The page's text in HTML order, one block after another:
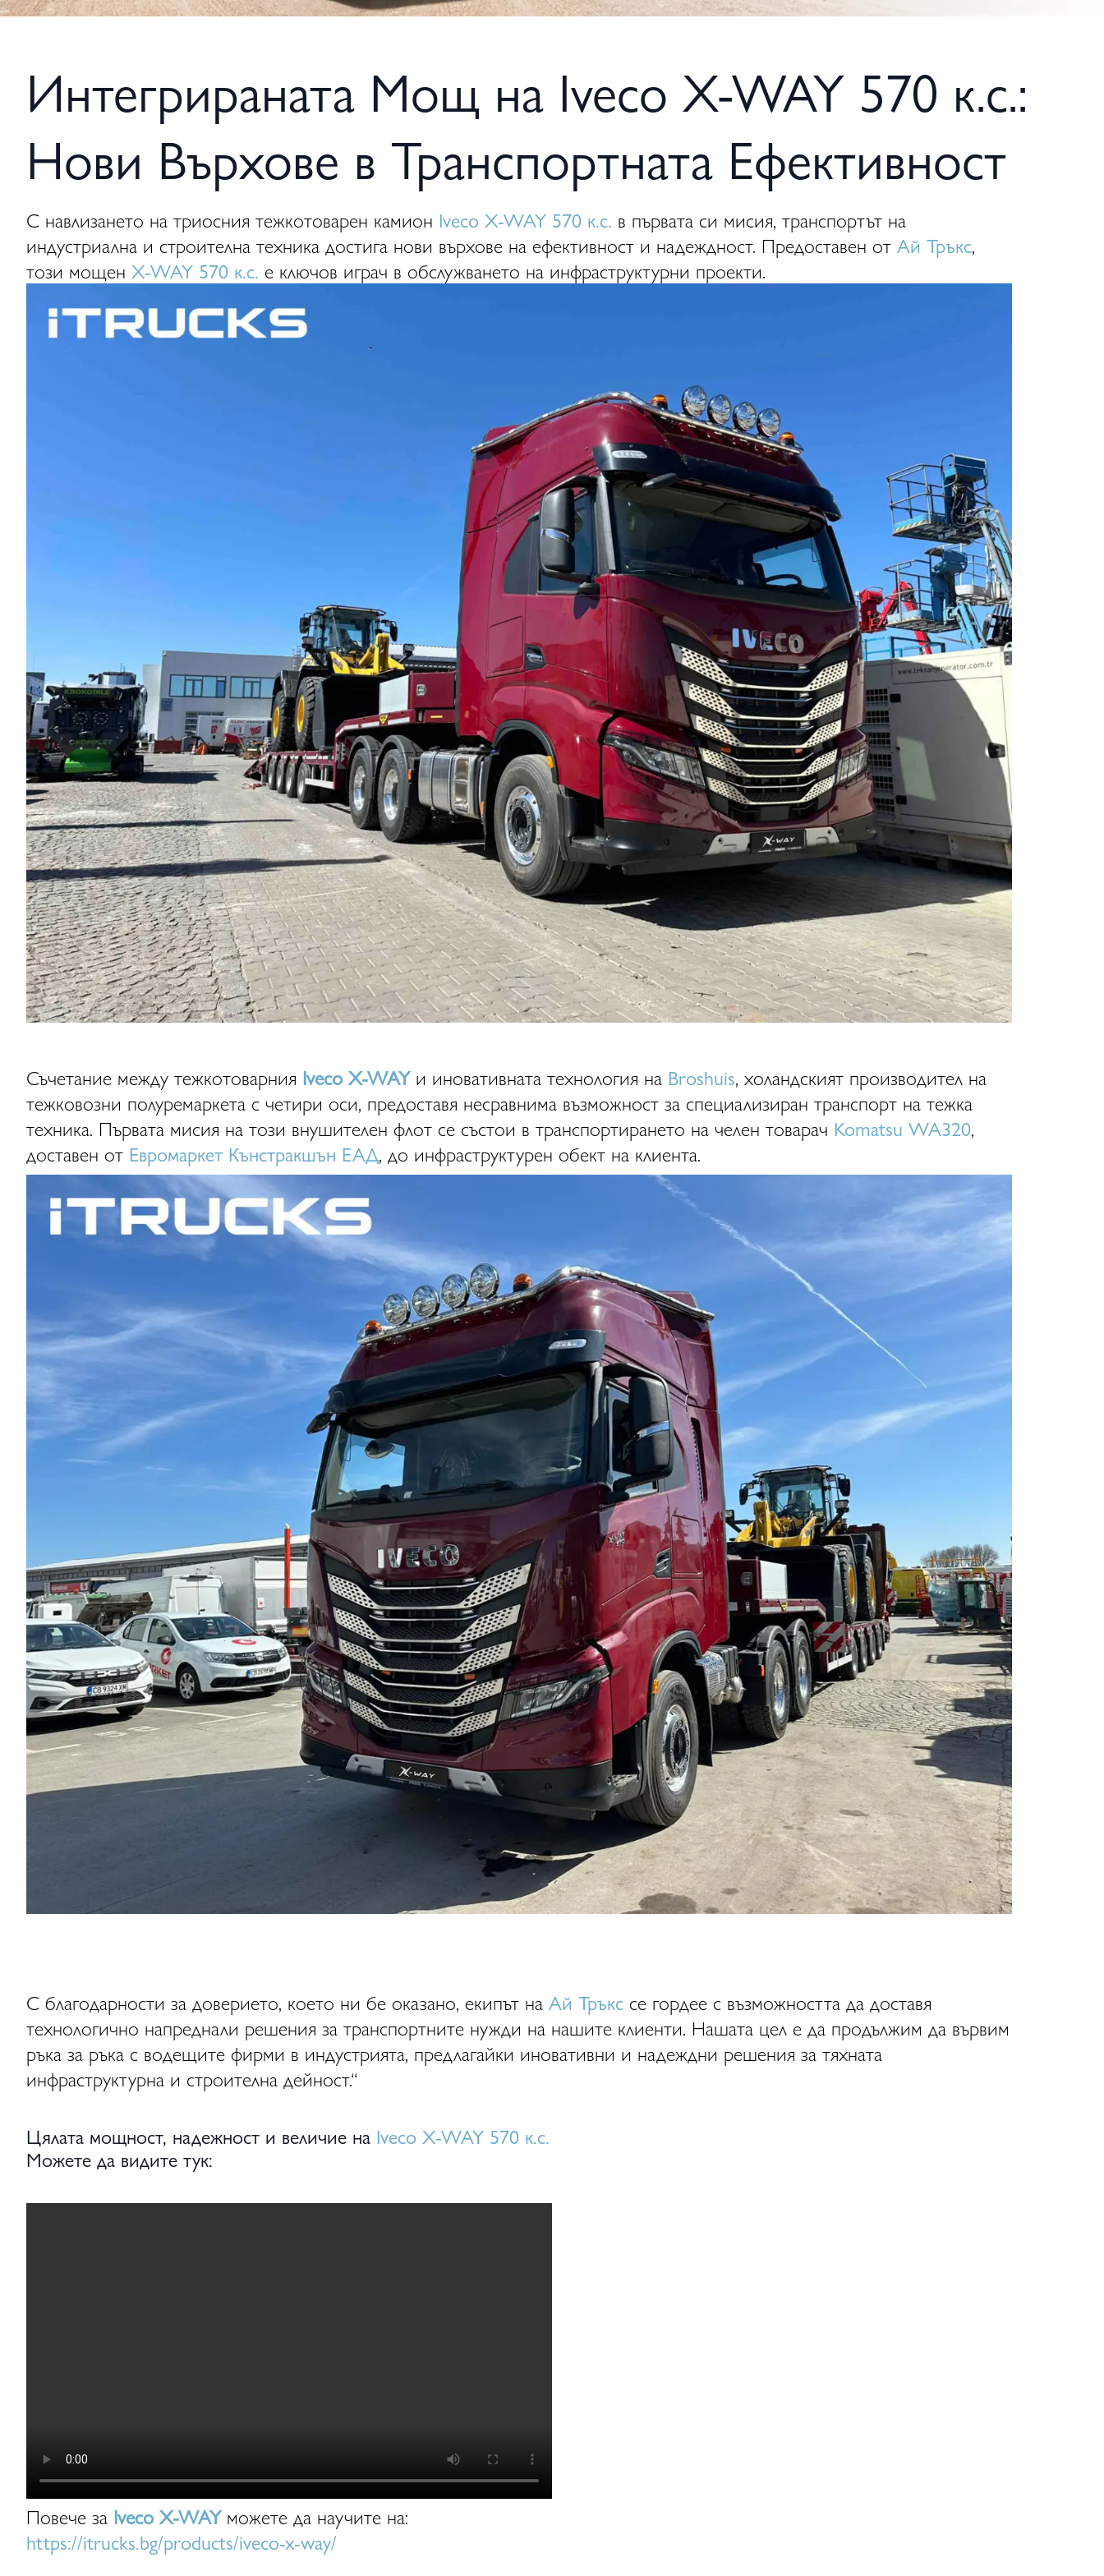
Интегрираната Мощ на Iveco X-WAY 570 к.с.:
Нови Върхове в Транспортната Ефективност
С навлизането на триосния тежкотоварен камион Iveco X-WAY 570 к.с. в първата си мисия, транспортът на
индустриална и строителна техника достига нови върхове на ефективност и надеждност. Предоставен от Ай Тръкс,
този мощен X-WAY 570 к.с. е ключов играч в обслужването на инфраструктурни проекти.
Съчетание между тежкотоварния Iveco X-WAY и иновативната технология на Broshuis, холандският производител на
тежковозни полуремаркета с четири оси, предоставя несравнима възможност за специализиран транспорт на тежка
техника. Първата мисия на този внушителен флот се състои в транспортирането на челен товарач Komatsu WA320,
доставен от Евромаркет Кънстракшън ЕАД, до инфраструктурен обект на клиента.
С благодарности за доверието, което ни бе оказано, екипът на Ай Тръкс се гордее с възможността да доставя
технологично напреднали решения за транспортните нужди на нашите клиенти. Нашата цел е да продължим да вървим
ръка за ръка с водещите фирми в индустрията, предлагайки иновативни и надеждни решения за тяхната
инфраструктурна и строителна дейност.“
Цялата мощност, надежност и величие на Iveco X-WAY 570 к.с.
Можете да видите тук:
Повече за Iveco X-WAYможете да научите на:
https://itrucks.bg/products/iveco-x-way/